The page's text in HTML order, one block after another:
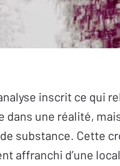
inscrit ce qui
dans une réalité,
substance. Cette
affranchi d’une